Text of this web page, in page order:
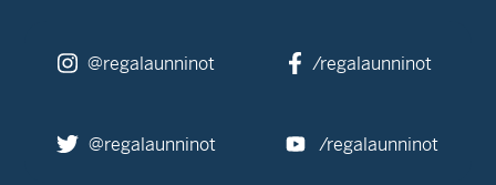
@regalaunninot /regalaunninot
@regalaunninot /regalaunninot